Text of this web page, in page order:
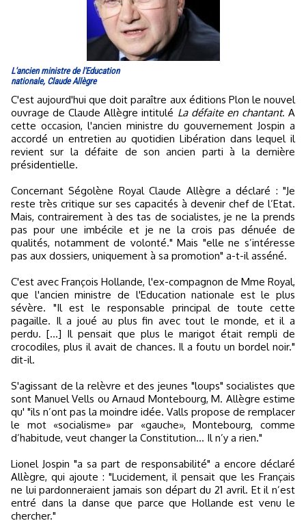
L'ancien ministre de l'Education
nationale, Claude Allègre
C'est aujourd'hui que doit paraître aux éditions Plon le nouvel
ouvrage de Claude Allègre intitulé La défaite en chantant. A
cette occasion, l'ancien ministre du gouvernement Jospin a
accordé un entretien au quotidien Libération dans lequel il
revient sur la défaite de son ancien parti à la dernière
présidentielle.
Concernant Ségolène Royal Claude Allègre a déclaré : "Je
reste très critique sur ses capacités à devenir chef de l’Etat.
Mais, contrairement à des tas de socialistes, je ne la prends
pas pour une imbécile et je ne la crois pas dénuée de
qualités, notamment de volonté." Mais "elle ne s’intéresse
pas aux dossiers, uniquement à sa promotion" a-t-il asséné.
C'est avec François Hollande, l'ex-compagnon de Mme Royal,
que l'ancien ministre de l'Education nationale est le plus
sévère. "Il est le responsable principal de toute cette
pagaille. Il a joué au plus fin avec tout le monde, et il a
perdu. [...] Il pensait que plus le marigot était rempli de
crocodiles, plus il avait de chances. Il a foutu un bordel noir."
dit-il.
S'agissant de la relèvre et des jeunes "loups" socialistes que
sont Manuel Vells ou Arnaud Montebourg, M. Allègre estime
qu' "ils n’ont pas la moindre idée. Valls propose de remplacer
le mot «socialisme» par «gauche», Montebourg, comme
d’habitude, veut changer la Constitution… Il n’y a rien."
Lionel Jospin "a sa part de responsabilité" a encore déclaré
Allègre, qui ajoute : "Lucidement, il pensait que les Français
ne lui pardonneraient jamais son départ du 21 avril. Et il n’est
entré dans la danse que parce que Hollande est venu le
chercher."